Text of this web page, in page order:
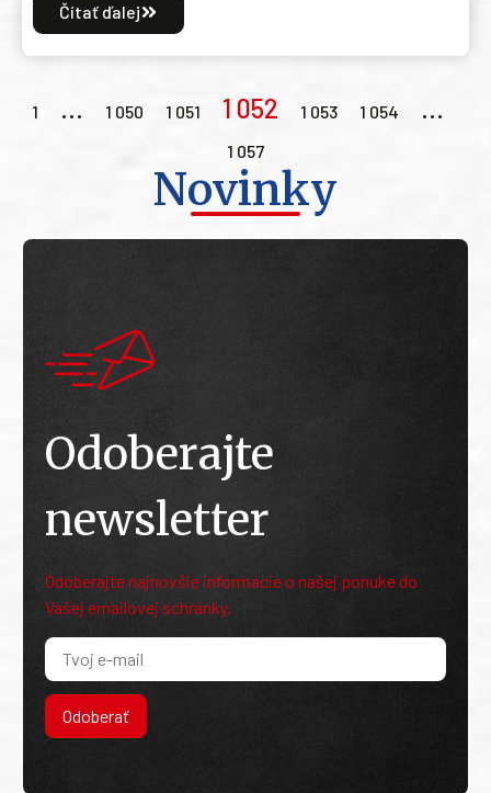
Čítať ďalej
1 … 1 050 1 051 1 052 1 053 1 054 …
1 057
Novinky
Odoberajte
newsletter
Odoberajte najnovšie informácie o našej ponuke do
Vašej emailovej schránky.
Odoberať